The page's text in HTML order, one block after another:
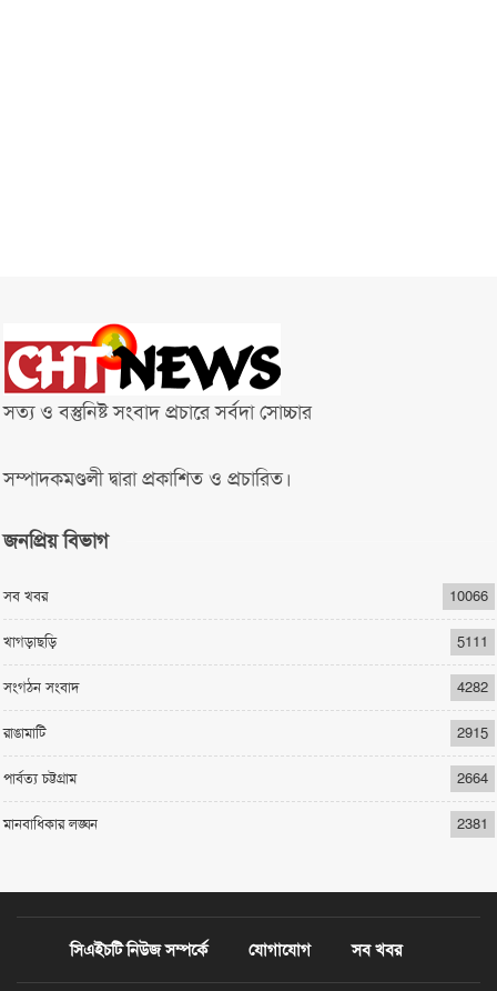
সত্য ও বস্তুনিষ্ট সংবাদ প্রচারে সর্বদা সোচ্চার
সম্পাদকমণ্ডলী দ্বারা প্রকাশিত ও প্রচারিত।
জনপ্রিয় বিভাগ
সব খবর 10066
খাগড়াছড়ি 5111
সংগঠন সংবাদ 4282
রাঙামাটি 2915
পার্বত্য চট্টগ্রাম 2664
মানবাধিকার লঙ্ঘন 2381
সিএইচটি নিউজ সম্পর্কে যোগাযোগ সব খবর